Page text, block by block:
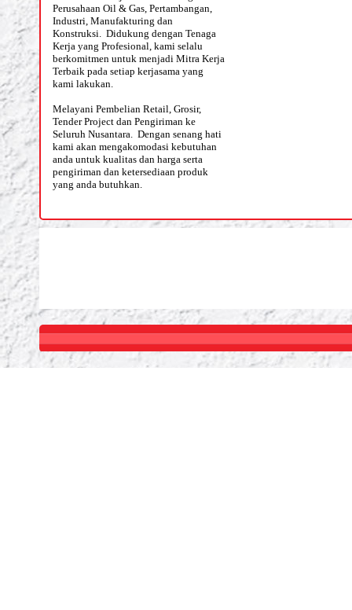
Perusahaan Oil & Gas, Pertambangan,
Industri, Manufakturing dan
Konstruksi. Didukung dengan Tenaga
Kerja yang Profesional, kami selalu
berkomitmen untuk menjadi Mitra Kerja
Terbaik pada setiap kerjasama yang
kami lakukan.
Melayani Pembelian Retail, Grosir,
Tender Project dan Pengiriman ke
Seluruh Nusantara. Dengan senang hati
kami akan mengakomodasi kebutuhan
anda untuk kualitas dan harga serta
pengiriman dan ketersediaan produk
yang anda butuhkan.